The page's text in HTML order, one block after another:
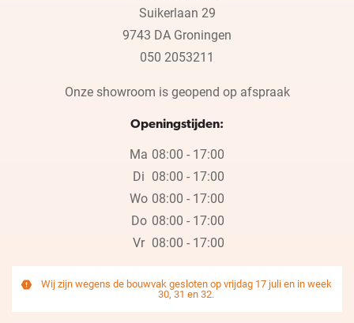
Suikerlaan 29
9743 DA Groningen
050 2053211
Onze showroom is geopend op afspraak
Openingstijden:
Ma 08:00 - 17:00
Di 08:00 - 17:00
Wo 08:00 - 17:00
Do 08:00 - 17:00
Vr 08:00 - 17:00
Wij zijn wegens de bouwvak gesloten op vrijdag 17 juli en in week
30, 31 en 32.